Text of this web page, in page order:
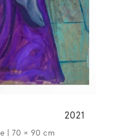
2021
| 70 × 90 cm